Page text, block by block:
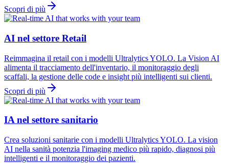
Scopri di più
AI nel settore Retail
Reimmagina il retail con i modelli Ultralytics YOLO. La Vision AI
alimenta il tracciamento dell'inventario, il monitoraggio degli
scaffali, la gestione delle code e insight più intelligenti sui clienti.
Scopri di più
IA nel settore sanitario
Crea soluzioni sanitarie con i modelli Ultralytics YOLO. La vision
AI nella sanità potenzia l'imaging medico più rapido, diagnosi più
intelligenti e il monitoraggio dei pazienti.